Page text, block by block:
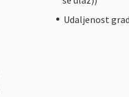
Udaljenost